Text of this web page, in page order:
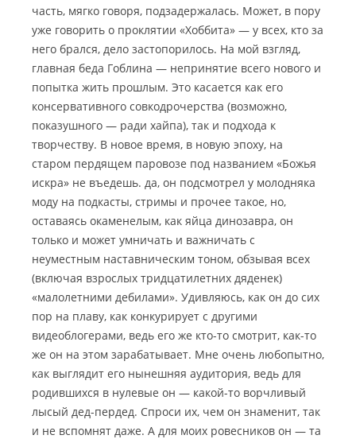
часть, мягко говоря, подзадержалась. Может, в пору
уже говорить о проклятии «Хоббита» — у всех, кто за
него брался, дело застопорилось. На мой взгляд,
главная беда Гоблина — непринятие всего нового и
попытка жить прошлым. Это касается как его
консервативного совкодрочерства (возможно,
показушного — ради хайпа), так и подхода к
творчеству. В новое время, в новую эпоху, на
старом пердящем паровозе под названием «Божья
искра» не въедешь. да, он подсмотрел у молодняка
моду на подкасты, стримы и прочее такое, но,
оставаясь окаменелым, как яйца динозавра, он
только и может умничать и важничать с
неуместным наставническим тоном, обзывая всех
(включая взрослых тридцатилетних дяденек)
«малолетними дебилами». Удивляюсь, как он до сих
пор на плаву, как конкурирует с другими
видеоблогерами, ведь его же кто-то смотрит, как-то
же он на этом зарабатывает. Мне очень любопытно,
как выглядит его нынешняя аудитория, ведь для
родившихся в нулевые он — какой-то ворчливый
лысый дед-пердед. Спроси их, чем он знаменит, так
и не вспомнят даже. А для моих ровесников он — та